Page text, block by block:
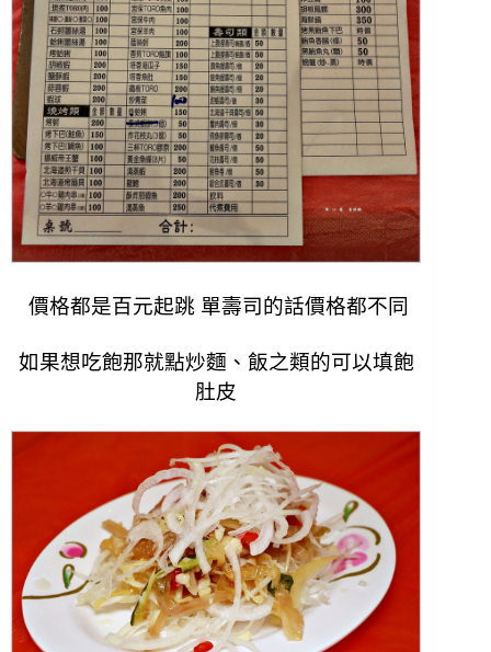
價格都是百元起跳 單壽司的話價格都不同
如果想吃飽那就點炒麵、飯之類的可以填飽
肚皮